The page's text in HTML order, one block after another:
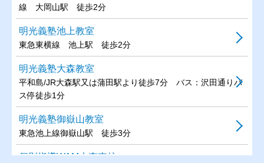
線 大岡山駅 徒歩2分
明光義塾池上教室
東急東横線 池上駅 徒歩2分
明光義塾大森教室
平和島/JR大森駅又は蒲田駅より徒歩7分 バス：沢田通りバ
ス停徒歩1分
明光義塾御嶽山教室
東急池上線御嶽山駅 徒歩3分
個別指導WAM大森東校